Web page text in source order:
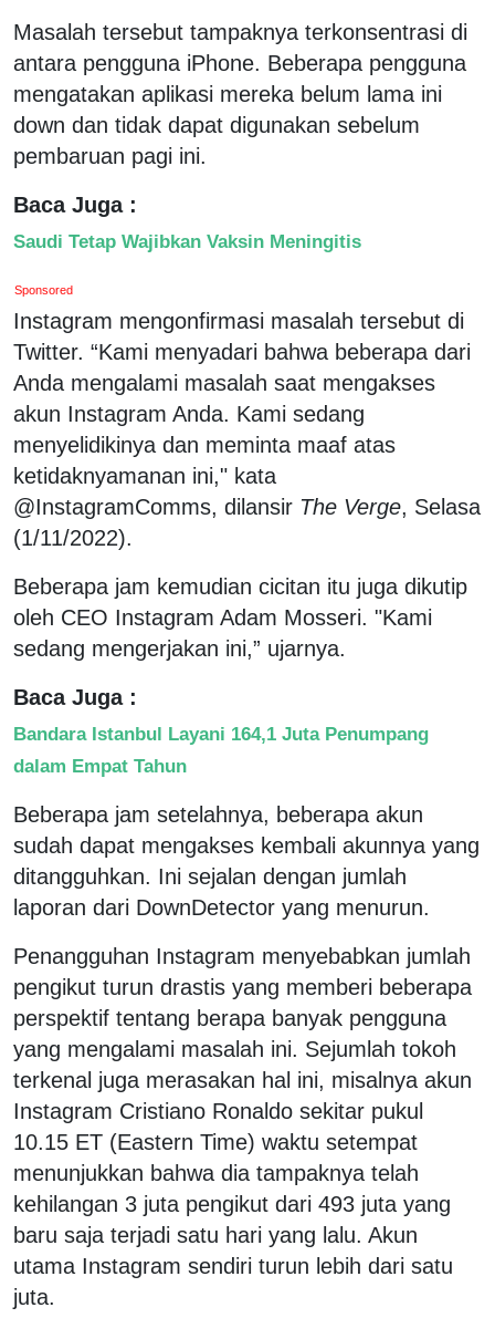
Masalah tersebut tampaknya terkonsentrasi di
antara pengguna iPhone. Beberapa pengguna
mengatakan aplikasi mereka belum lama ini
down dan tidak dapat digunakan sebelum
pembaruan pagi ini.
Baca Juga :
Saudi Tetap Wajibkan Vaksin Meningitis
Sponsored
Instagram mengonfirmasi masalah tersebut di
Twitter. “Kami menyadari bahwa beberapa dari
Anda mengalami masalah saat mengakses
akun Instagram Anda. Kami sedang
menyelidikinya dan meminta maaf atas
ketidaknyamanan ini," kata
@InstagramComms, dilansir The Verge, Selasa
(1/11/2022).
Beberapa jam kemudian cicitan itu juga dikutip
oleh CEO Instagram Adam Mosseri. "Kami
sedang mengerjakan ini,” ujarnya.
Baca Juga :
Bandara Istanbul Layani 164,1 Juta Penumpang
dalam Empat Tahun
Beberapa jam setelahnya, beberapa akun
sudah dapat mengakses kembali akunnya yang
ditangguhkan. Ini sejalan dengan jumlah
laporan dari DownDetector yang menurun.
Penangguhan Instagram menyebabkan jumlah
pengikut turun drastis yang memberi beberapa
perspektif tentang berapa banyak pengguna
yang mengalami masalah ini. Sejumlah tokoh
terkenal juga merasakan hal ini, misalnya akun
Instagram Cristiano Ronaldo sekitar pukul
10.15 ET (Eastern Time) waktu setempat
menunjukkan bahwa dia tampaknya telah
kehilangan 3 juta pengikut dari 493 juta yang
baru saja terjadi satu hari yang lalu. Akun
utama Instagram sendiri turun lebih dari satu
juta.